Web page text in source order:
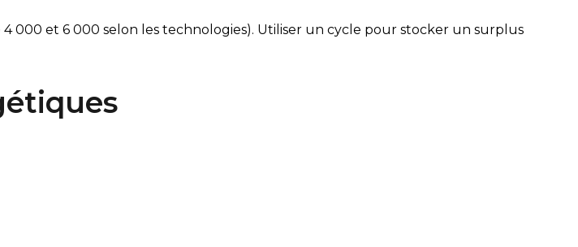
et 6 000 selon les technologies). Utiliser un cycle pour stocker un surplus